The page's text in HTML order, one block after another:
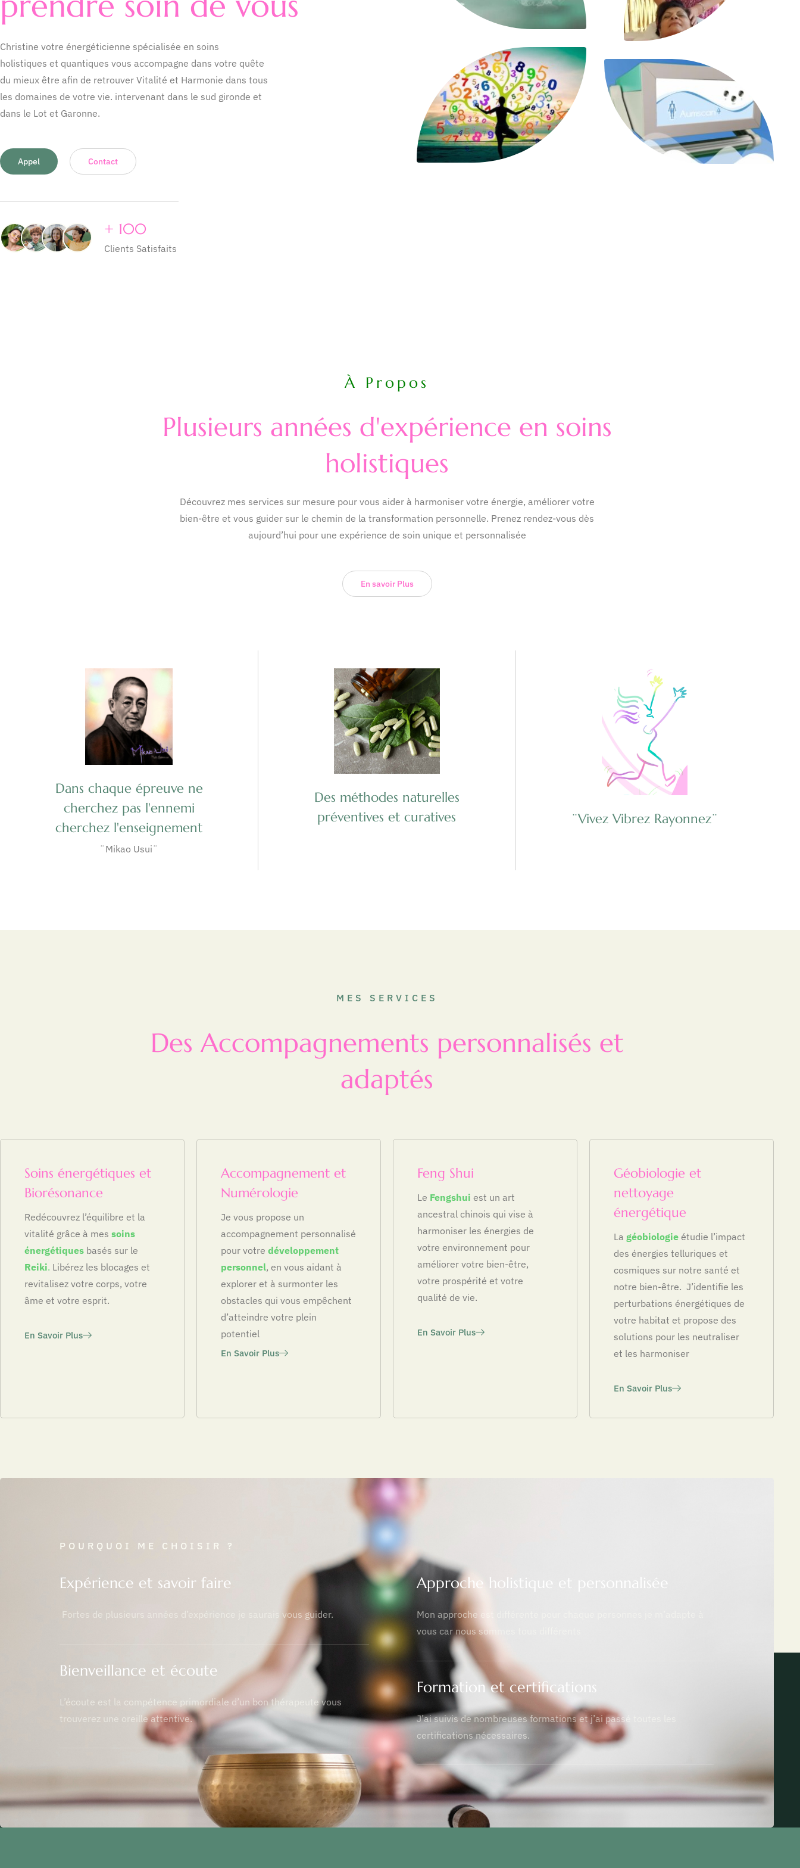
Christine votre énergéticienne spécialisée en soins
holistiques et quantiques vous accompagne dans votre quête
du mieux être afin de retrouver Vitalité et Harmonie dans tous
les domaines de votre vie. intervenant dans le sud gironde et
dans le Lot et Garonne.
Appel Contact
+ 100
Clients Satisfaits
À Propos
Plusieurs années d'expérience en soins
holistiques
Découvrez mes services sur mesure pour vous aider à harmoniser votre énergie, améliorer votre
bien-être et vous guider sur le chemin de la transformation personnelle. Prenez rendez-vous dès
aujourd’hui pour une expérience de soin unique et personnalisée
En savoir Plus
Dans chaque épreuve ne
cherchez pas l'ennemi
cherchez l'enseignement
¨Mikao Usui¨
Des méthodes naturelles
préventives et curatives
¨Vivez Vibrez Rayonnez¨
MES SERVICES
Des Accompagnements personnalisés et
adaptés
Soins énergétiques et
Biorésonance
Redécouvrez l’équilibre et la
vitalité grâce à mes soins
énergétiques basés sur le
Reiki. Libérez les blocages et
revitalisez votre corps, votre
âme et votre esprit.
En Savoir Plus
Accompagnement et
Numérologie
Je vous propose un
accompagnement personnalisé
pour votre développement
personnel, en vous aidant à
explorer et à surmonter les
obstacles qui vous empêchent
d’atteindre votre plein
potentiel
En Savoir Plus
Feng Shui
Le Fengshui est un art
ancestral chinois qui vise à
harmoniser les énergies de
votre environnement pour
améliorer votre bien-être,
votre prospérité et votre
qualité de vie.
En Savoir Plus
Géobiologie et
nettoyage
énergétique
La géobiologie étudie l’impact
des énergies telluriques et
cosmiques sur notre santé et
notre bien-être. J’identifie les
perturbations énergétiques de
votre habitat et propose des
solutions pour les neutraliser
et les harmoniser
En Savoir Plus
POURQUOI ME CHOISIR ?
Expérience et savoir faire
Fortes de plusieurs années d’expérience je saurais vous guider.
Bienveillance et écoute
L’écoute est la compétence primordiale d’un bon thérapeute vous
trouverez une oreille attentive.
Approche holistique et personnalisée
Mon approche est différente pour chaque personnes je m’adapte à
vous car nous sommes tous différents
Formation et certifications
J’ai suivis de nombreuses formations et j’ai passé toutes les
certifications nécessaires.